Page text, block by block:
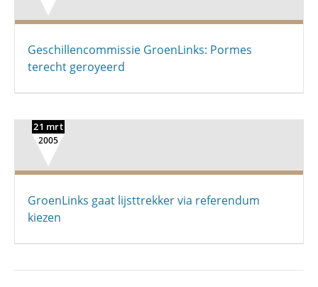
Geschillencommissie GroenLinks: Pormes
terecht geroyeerd
21 mrt
2005
GroenLinks gaat lijsttrekker via referendum
kiezen